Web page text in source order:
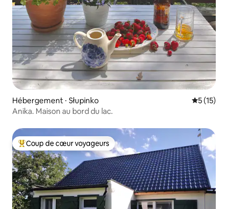
Hébergement ⋅ Słupinko
5 (15)
Anika. Maison au bord du lac.
Coups de cœur voyageurs les plus appréciés
Coup de cœur voyageurs